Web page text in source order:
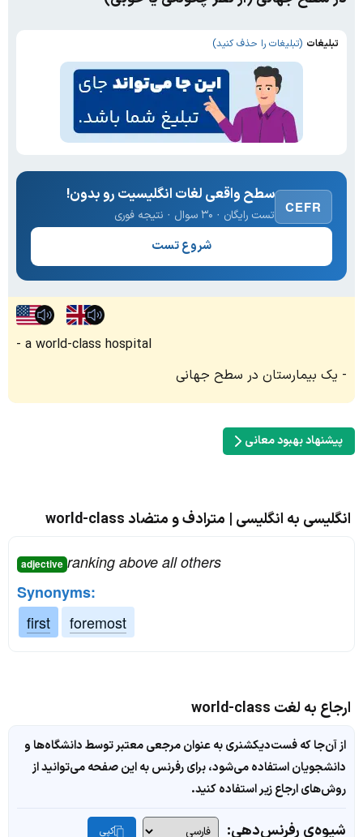
تبلیغات (تبلیغات را حذف کنید)
CEFR
سطح واقعی لغات انگلیسیت رو بدون!
تست رایگان · ۳۰ سوال · نتیجه فوری
شروع تست
a world-class hospital
یک بیمارستان در سطح جهانی
پیشنهاد بهبود معانی
انگلیسی به انگلیسی | مترادف و متضاد world-class
adjective ranking above all others
Synonyms:
first
foremost
ارجاع به لغت world-class
از آن‌جا که فست‌دیکشنری به عنوان مرجعی معتبر توسط دانشگاه‌ها و
دانشجویان استفاده می‌شود، برای رفرنس به این صفحه می‌توانید از
روش‌های ارجاع زیر استفاده کنید.
شیوه‌ی رفرنس‌دهی: کپی